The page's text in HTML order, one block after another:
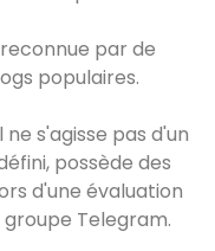
par de
populaires.
s'agisse pas d'un
possède des
d'une évaluation
Telegram.